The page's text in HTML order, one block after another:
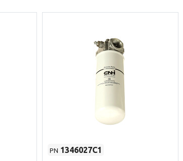
PN 1346027C1